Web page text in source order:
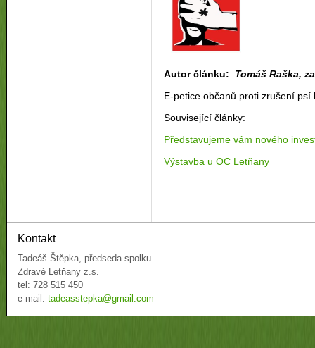
Autor článku: Tomáš Raška,
E-petice občanů proti zrušení
Související články:
Představujeme vám nového
Výstavba u OC Letňany
Kontakt
Tadeáš Štěpka, předseda spolku
Zdravé Letňany z.s.
tel: 728 515 450
e-mail: tadeasstepka@gmail.com